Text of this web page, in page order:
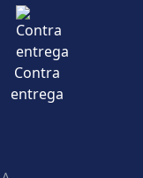
Contra
entrega